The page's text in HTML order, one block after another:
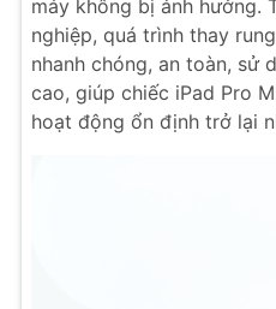
máy không bị ảnh hưởng.
nghiệp, quá trình thay
nhanh chóng, an toàn, sử
cao, giúp chiếc iPad Pro
hoạt động ổn định trở lại